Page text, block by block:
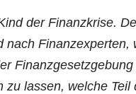
der Finanz­kri­se.
nach
las­sen, wel­che